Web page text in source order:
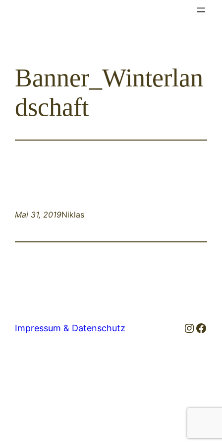
Banner_Winterlan
dschaft
Mai 31, 2019Niklas
Impressum & Datenschutz